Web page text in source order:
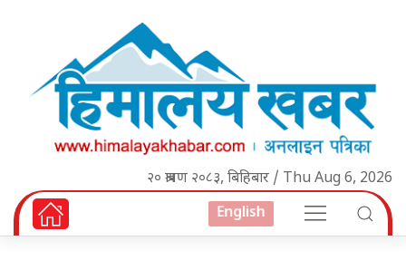
२० श्रावण २०८३, बिहिबार / Thu Aug 6, 2026
English